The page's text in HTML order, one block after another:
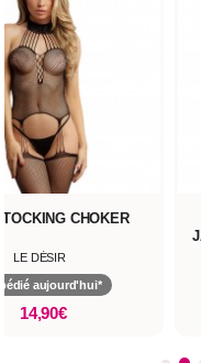
CHOKER
LE DÉSIR
aujourd'hui*
14,90€